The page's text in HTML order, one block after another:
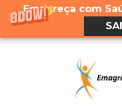
Emagreça com